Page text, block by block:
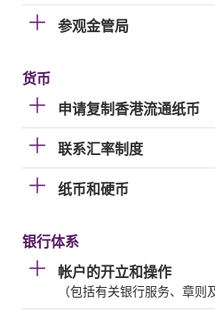
参观金管局
货币
申请复制香港流通纸币
联系汇率制度
纸币和硬币
银行体系
帐户的开立和操作
（包括有关银行服务、章则